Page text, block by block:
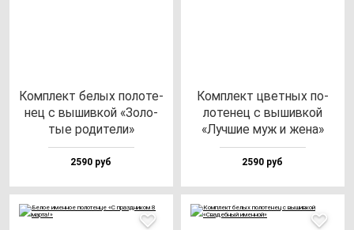
Ком­плект бе­лых по­ло­те­
нец с вы­шив­кой «Золо­
тые ро­ди­те­ли»
2590 руб
Ком­плект цвет­ных по­
ло­те­нец с вы­шив­кой
«Луч­шие муж и же­на»
2590 руб